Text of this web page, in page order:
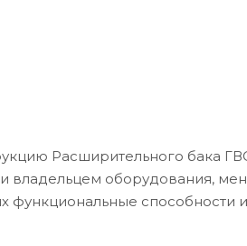
Расширительного бака
владельцем оборудования,
функциональные способности